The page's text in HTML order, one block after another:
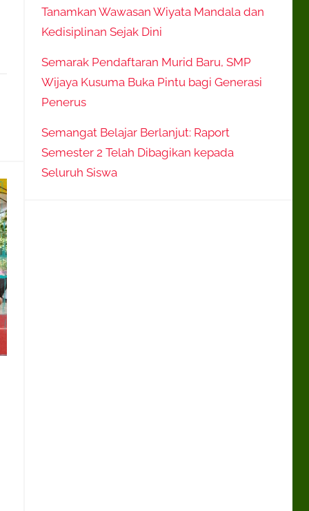
Tanamkan Wawasan Wiyata Mandala dan
Kedisiplinan Sejak Dini
Semarak Pendaftaran Murid Baru, SMP
Wijaya Kusuma Buka Pintu bagi Generasi
Penerus
Semangat Belajar Berlanjut: Raport
Semester 2 Telah Dibagikan kepada
Seluruh Siswa